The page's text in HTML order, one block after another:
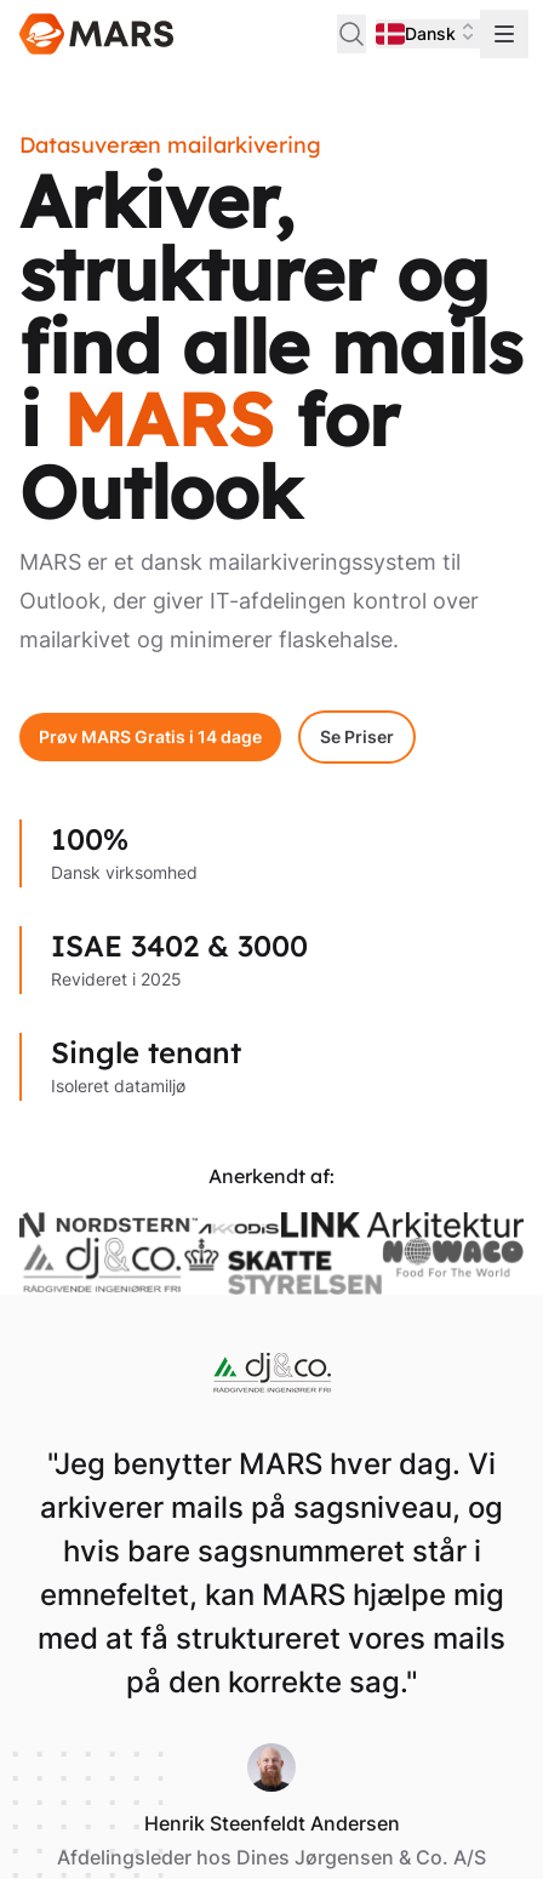
Dansk
Datasuveræn mailarkivering
Arkiver,
strukturer og
find alle mails
i MARS for
Outlook
MARS er et dansk mailarkiveringssystem til
Outlook, der giver IT-afdelingen kontrol over
mailarkivet og minimerer flaskehalse.
Prøv MARS Gratis i 14 dage Se Priser
Dansk virksomhed
100%
Revideret i 2025
ISAE 3402 & 3000
Isoleret datamiljø
Single tenant
Anerkendt af:
"Jeg benytter MARS hver dag. Vi
arkiverer mails på sagsniveau, og
hvis bare sagsnummeret står i
emnefeltet, kan MARS hjælpe mig
med at få struktureret vores mails
på den korrekte sag."
Henrik Steenfeldt Andersen
Afdelingsleder hos Dines Jørgensen & Co. A/S